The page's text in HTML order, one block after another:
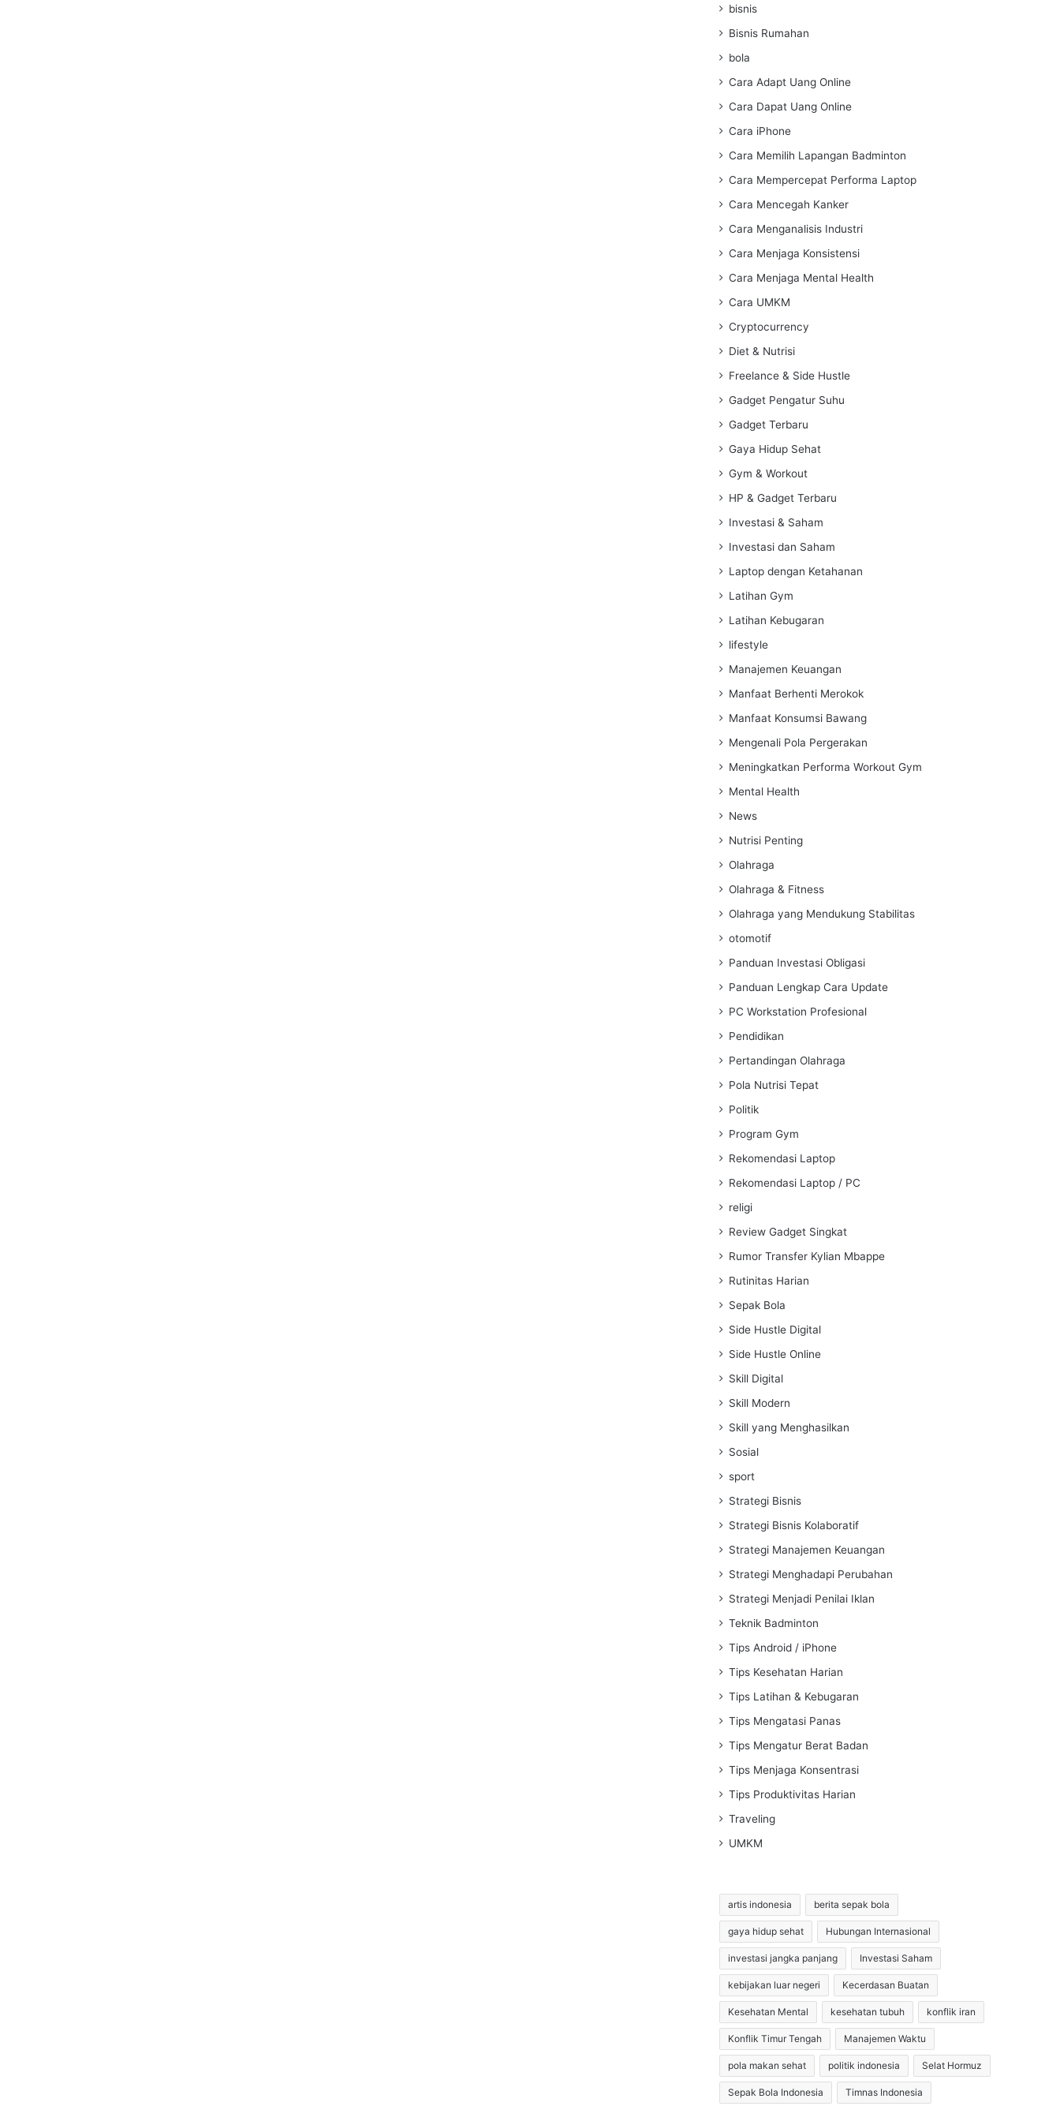
bisnis
Bisnis Rumahan
bola
Cara Adapt Uang Online
Cara Dapat Uang Online
Cara iPhone
Cara Memilih Lapangan Badminton
Cara Mempercepat Performa Laptop
Cara Mencegah Kanker
Cara Menganalisis Industri
Cara Menjaga Konsistensi
Cara Menjaga Mental Health
Cara UMKM
Cryptocurrency
Diet & Nutrisi
Freelance & Side Hustle
Gadget Pengatur Suhu
Gadget Terbaru
Gaya Hidup Sehat
Gym & Workout
HP & Gadget Terbaru
Investasi & Saham
Investasi dan Saham
Laptop dengan Ketahanan
Latihan Gym
Latihan Kebugaran
lifestyle
Manajemen Keuangan
Manfaat Berhenti Merokok
Manfaat Konsumsi Bawang
Mengenali Pola Pergerakan
Meningkatkan Performa Workout Gym
Mental Health
News
Nutrisi Penting
Olahraga
Olahraga & Fitness
Olahraga yang Mendukung Stabilitas
otomotif
Panduan Investasi Obligasi
Panduan Lengkap Cara Update
PC Workstation Profesional
Pendidikan
Pertandingan Olahraga
Pola Nutrisi Tepat
Politik
Program Gym
Rekomendasi Laptop
Rekomendasi Laptop / PC
religi
Review Gadget Singkat
Rumor Transfer Kylian Mbappe
Rutinitas Harian
Sepak Bola
Side Hustle Digital
Side Hustle Online
Skill Digital
Skill Modern
Skill yang Menghasilkan
Sosial
sport
Strategi Bisnis
Strategi Bisnis Kolaboratif
Strategi Manajemen Keuangan
Strategi Menghadapi Perubahan
Strategi Menjadi Penilai Iklan
Teknik Badminton
Tips Android / iPhone
Tips Kesehatan Harian
Tips Latihan & Kebugaran
Tips Mengatasi Panas
Tips Mengatur Berat Badan
Tips Menjaga Konsentrasi
Tips Produktivitas Harian
Traveling
UMKM
artis indonesia berita sepak bola
gaya hidup sehat Hubungan Internasional
investasi jangka panjang Investasi Saham
kebijakan luar negeri Kecerdasan Buatan
Kesehatan Mental kesehatan tubuh konflik iran
Konflik Timur Tengah Manajemen Waktu
pola makan sehat politik indonesia Selat Hormuz
Sepak Bola Indonesia Timnas Indonesia